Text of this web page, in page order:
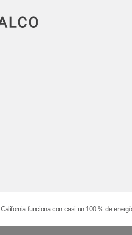
California funciona con casi un 100 % de